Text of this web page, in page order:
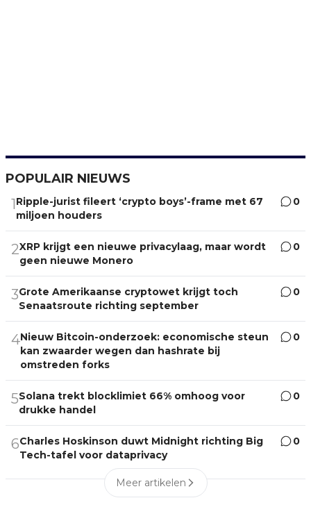
POPULAIR NIEUWS
1Ripple-jurist fileert ‘crypto boys’-frame met 67
miljoen houders
0
2XRP krijgt een nieuwe privacylaag, maar wordt
geen nieuwe Monero
0
3Grote Amerikaanse cryptowet krijgt toch
Senaatsroute richting september
0
4Nieuw Bitcoin-onderzoek: economische steun
kan zwaarder wegen dan hashrate bij
omstreden forks
0
5Solana trekt blocklimiet 66% omhoog voor
drukke handel
0
6Charles Hoskinson duwt Midnight richting Big
Tech-tafel voor dataprivacy
0
Meer artikelen